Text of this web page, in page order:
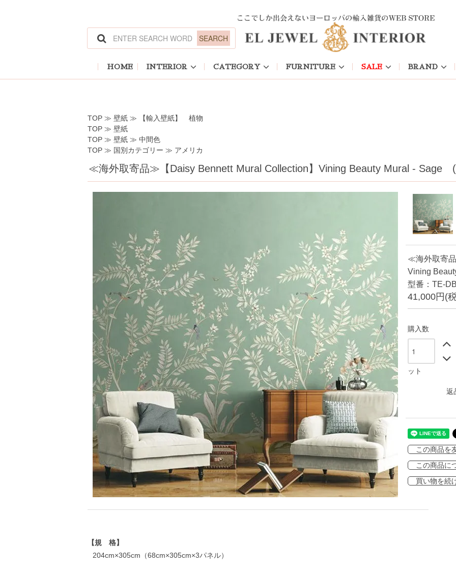
HOME INTERIOR CATEGORY FURNITURE SALE BRAND
ホーム
ホーム
>国別カテゴリー >アメリカ
TOP ≫ 壁紙 ≫
【輸入壁紙】 植物
TOP ≫ 壁紙
TOP ≫ 壁紙 ≫ 中間色
TOP ≫ 国別カテゴリー ≫ アメリカ
≪海外取寄品≫【Daisy Bennett Mural Collection】Vining Beauty Mural - Sage
≪海外取寄
Vining
型番：TE-
41,000円(
購入数
ット
返
この商品を
この商品に
買い物を続
【規 格】
204cm×305cm（68cm×305cm×3パネル）